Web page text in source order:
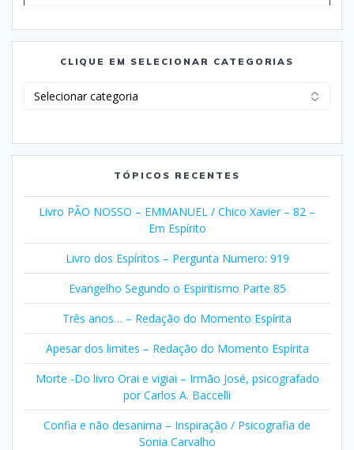
CLIQUE EM SELECIONAR CATEGORIAS
TÓPICOS RECENTES
Livro PÃO NOSSO – EMMANUEL / Chico Xavier – 82 –
Em Espírito
Livro dos Espíritos – Pergunta Numero: 919
Evangelho Segundo o Espiritismo Parte 85
Três anos… – Redação do Momento Espírita
Apesar dos limites – Redação do Momento Espírita
Morte -Do livro Orai e vigiai – Irmão José, psicografado
por Carlos A. Baccelli
Confia e não desanima – Inspiração / Psicografia de
Sonia Carvalho